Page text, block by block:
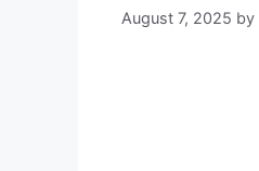
August 7, 2025 by